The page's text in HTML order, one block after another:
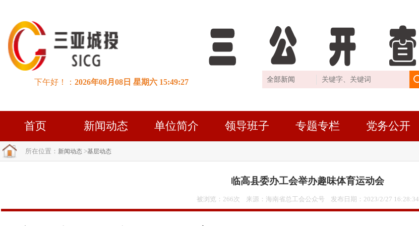
首页 新闻动态 单位简介 领导班子 专题专栏 党务公开
所在位置： 新闻动态 >基层动态
临高县委办工会举办趣味体育运动会
被浏览：266次 来源：海南省总工会公众号 发布日期： 2023/2/27 16:28:34